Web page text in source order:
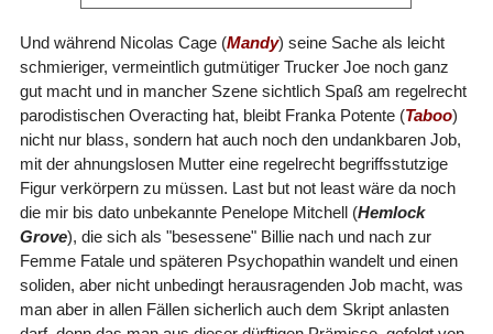
Und während Nicolas Cage (Mandy) seine Sache als leicht
schmieriger, vermeintlich gutmütiger Trucker Joe noch ganz
gut macht und in mancher Szene sichtlich Spaß am regelrecht
parodistischen Overacting hat, bleibt Franka Potente (Taboo)
nicht nur blass, sondern hat auch noch den undankbaren Job,
mit der ahnungslosen Mutter eine regelrecht begriffsstutzige
Figur verkörpern zu müssen. Last but not least wäre da noch
die mir bis dato unbekannte Penelope Mitchell (Hemlock
Grove), die sich als "besessene" Billie nach und nach zur
Femme Fatale und späteren Psychopathin wandelt und einen
soliden, aber nicht unbedingt herausragenden Job macht, was
man aber in allen Fällen sicherlich auch dem Skript anlasten